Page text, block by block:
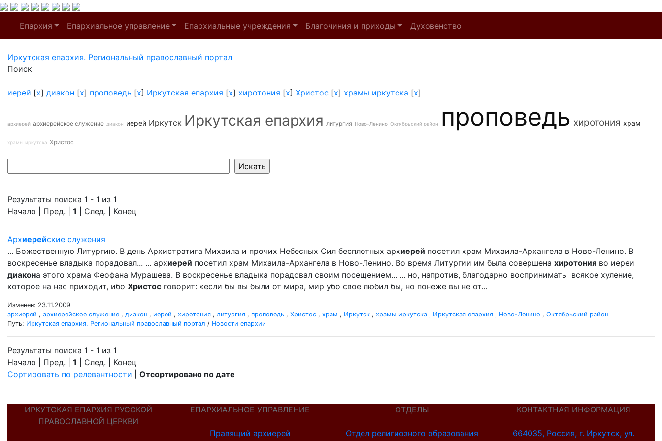
Епархия Епархиальное управление Епархиальные учреждения Благочиния и приходы Духовенство
Иркутская епархия. Региональный православный портал
Поиск
иерей [x] диакон [x] проповедь [x] Иркутская епархия [x] хиротония [x] Христос [x] храмы иркутска [x]
архиерей архиерейское служение диакон иерей Иркутск Иркутская епархия литургия Ново-Ленино Октябрьский район проповедь хиротония храм
храмы иркутска Христос
Результаты поиска 1 - 1 из 1
Начало | Пред. | 1 | След. | Конец
Архиерейские служения
... Божественную Литургию. В день Архистратига Михаила и прочих Небесных Сил бесплотных архиерей посетил храм Михаила-Архангела в Ново-Ленино. В
воскресенье владыка порадовал... ... архиерей посетил храм Михаила-Архангела в Ново-Ленино. Во время Литургии им была совершена хиротония во иереи
диакона этого храма Феофана Мурашева. В воскресенье владыка порадовал своим посещением... ... но, напротив, благодарно воспринимать всякое хуление,
которое на нас приходит, ибо Христос говорит: «если бы вы были от мира, мир убо свое любил бы, но понеже вы не от...
Изменен: 23.11.2009
архиерей , архиерейское служение , диакон , иерей , хиротония , литургия , проповедь , Христос , храм , Иркутск , храмы иркутска , Иркутская епархия , Ново-Ленино , Октябрьский район
Путь: Иркутская епархия. Региональный православный портал / Новости епархии
Результаты поиска 1 - 1 из 1
Начало | Пред. | 1 | След. | Конец
Сортировать по релевантности
Отсортировано по дате
ИРКУТСКАЯ ЕПАРХИЯ РУССКОЙ
ПРАВОСЛАВНОЙ ЦЕРКВИ
ЕПАРХИАЛЬНОЕ УПРАВЛЕНИЕ
Правящий архиерей
ОТДЕЛЫ
Отдел религиозного образования
КОНТАКТНАЯ ИНФОРМАЦИЯ
664035, Россия, г. Иркутск, ул.